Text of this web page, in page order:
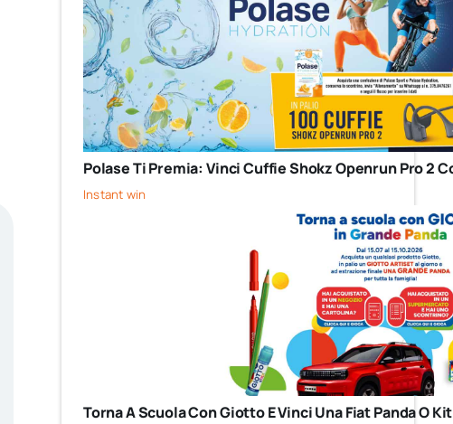
Polase Ti Premia: Vinci Cuffie Shokz Openrun Pro 2
Instant win
Torna A Scuola Con Giotto E Vinci Una Fiat Panda O